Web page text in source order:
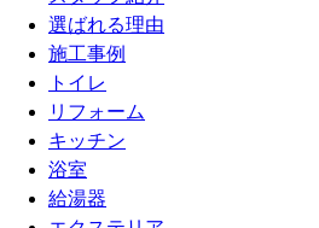
選ばれる理由
施工事例
トイレ
リフォーム
キッチン
浴室
給湯器